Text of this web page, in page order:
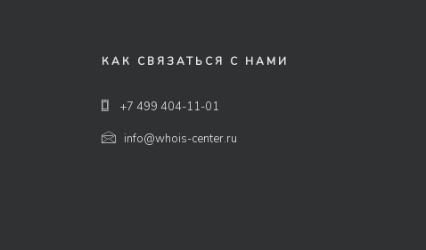
КАК СВЯЗАТЬСЯ С НАМИ
+7 499 404-11-01
info@whois-center.ru